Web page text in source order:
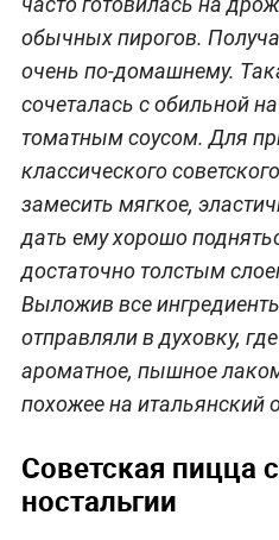
обычных пирогов.
очень по-домашнему.
сочеталась с обильной
томатным соусом. Для
классического
замесить мягкое,
дать ему хорошо
достаточно толстым
Выложив все
отправляли в духовку,
ароматное, пышное
похожее на итальянский
Советская пицца
ностальгии